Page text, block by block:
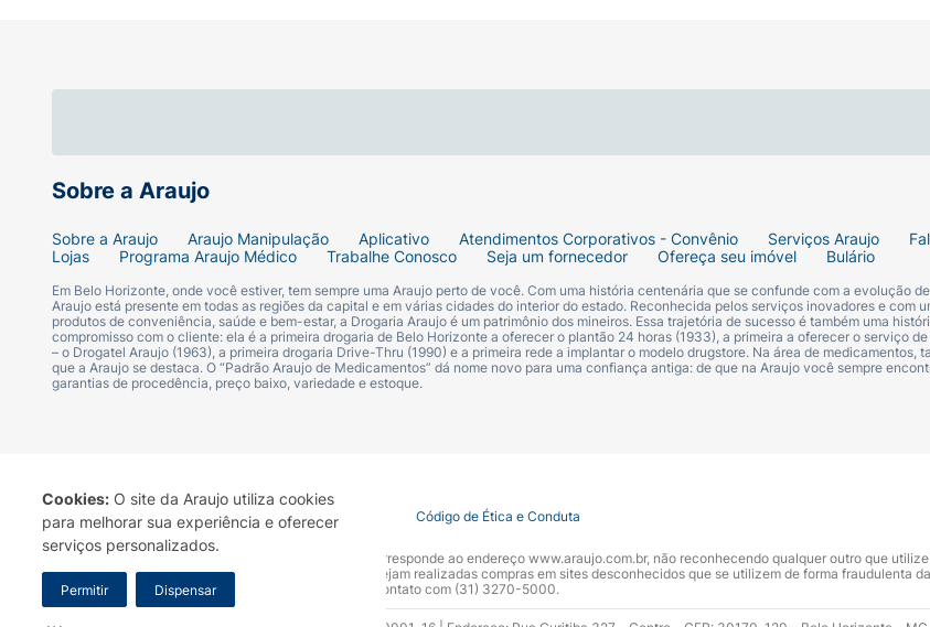
Cookies: O site da Araujo utiliza cookies
para melhorar sua experiência e oferecer
serviços personalizados.
Permitir Dispensar
Sobre a Araujo
Sobre a Araujo Araujo Manipulação Aplicativo Atendimentos Corporativos - Convênio Serviços Araujo
Lojas
Programa Araujo Médico Trabalhe Conosco Seja um fornecedor Ofereça seu imóvel Bulário
Em Belo Horizonte, onde você estiver, tem sempre uma Araujo perto de você. Com uma história centenária que se confunde com a evolução
Araujo está presente em todas as regiões da capital e em várias cidades do interior do estado. Reconhecida pelos serviços inovadores e com
produtos de conveniência, saúde e bem-estar, a Drogaria Araujo é um patrimônio dos mineiros. Essa trajetória de sucesso é também uma
compromisso com o cliente: ela é a primeira drogaria de Belo Horizonte a oferecer o plantão 24 horas (1933), a primeira a oferecer o serviço
– o Drogatel Araujo (1963), a primeira drogaria Drive-Thru (1990) e a primeira rede a implantar o modelo drugstore. Na área de medicamentos,
que a Araujo se destaca. O “Padrão Araujo de Medicamentos” dá nome novo para uma confiança antiga: de que na Araujo você sempre
garantias de procedência, preço baixo, variedade e estoque.
Termo de Uso Portal da Privacidade Covid-19 Código de Ética e Conduta
A Drogaria Araujo S/A informa que o seu site oficial corresponde ao endereço www.araujo.com.br, não reconhecendo qualquer outro que
marca. Para sua segurança recomendamos que não sejam realizadas compras em sites desconhecidos que se utilizem de forma fraudulenta
Araujo S.A. Em caso de dúvidas, gentileza entrar em contato com (31) 3270-5000.